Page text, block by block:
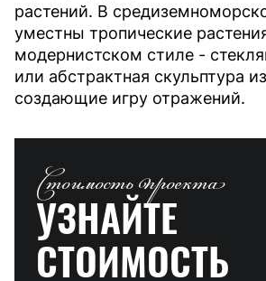
растений. В
уместны тропические
модернистском стиле -
или абстрактная скульптура
создающие игру отражений.
Стоимость проекта
УЗНАЙТЕ
СТОИМОСТЬ